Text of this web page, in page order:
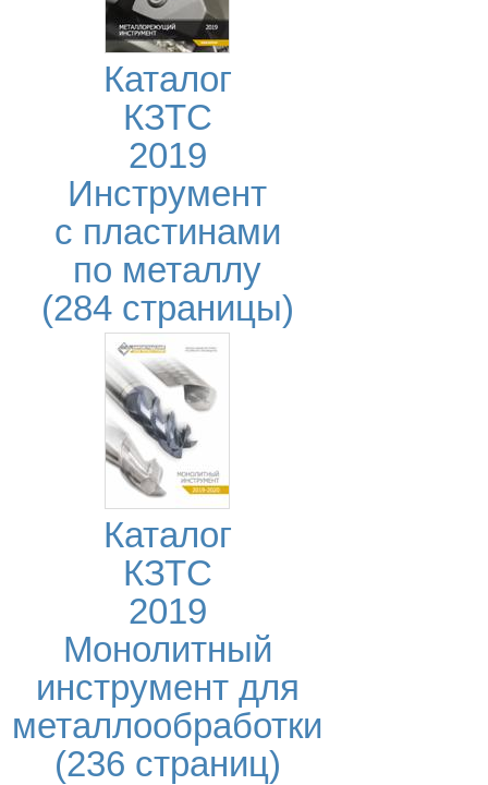
Каталог
КЗТС
2019
Инструмент
с пластинами
по металлу
(284 страницы)
Каталог
КЗТС
2019
Монолитный
инструмент для
металлообработки
(236 страниц)